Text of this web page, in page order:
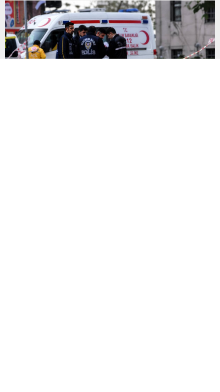
Partisi Genel Başkanı Ümit Özdağ’dan dikkat çeken destek
geldi. Türkiye Büyük Millet Meclisi’nde...